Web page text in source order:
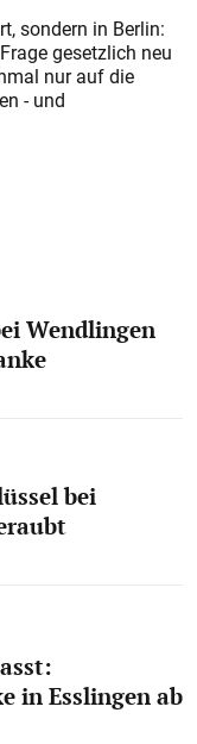
sondern in Berlin:
gesetzlich neu
nur auf die
- und
Wendlingen
bei
in Esslingen ab